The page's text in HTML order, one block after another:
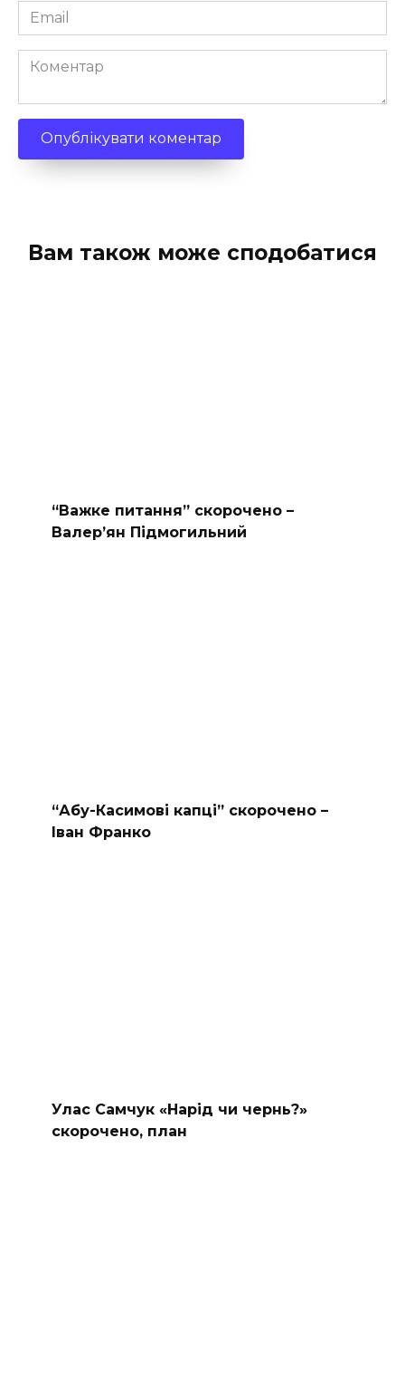
Email
*
Коментар
Вам також може сподобатися
“Важке питання” скорочено –
Валер’ян Підмогильний
“Абу-Касимові капці” скорочено –
Іван Франко
Улас Самчук «Нарід чи чернь?»
скорочено, план